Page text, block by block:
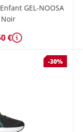
GEL-NOOSA
Noir
€ Détails
-30%